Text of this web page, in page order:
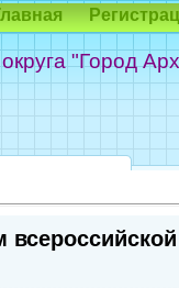
"Город